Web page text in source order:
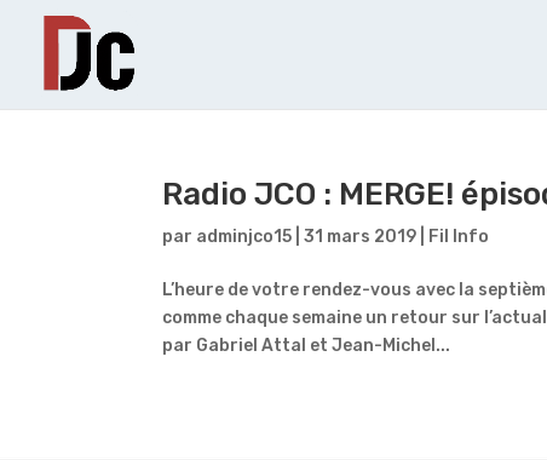
Radio JCO : MERGE!
par adminjco15 |31 mars 2019 Fil Info
L’heure de votre rendez-vous avec la
comme chaque semaine un retour sur
par Gabriel Attal et Jean-Michel...